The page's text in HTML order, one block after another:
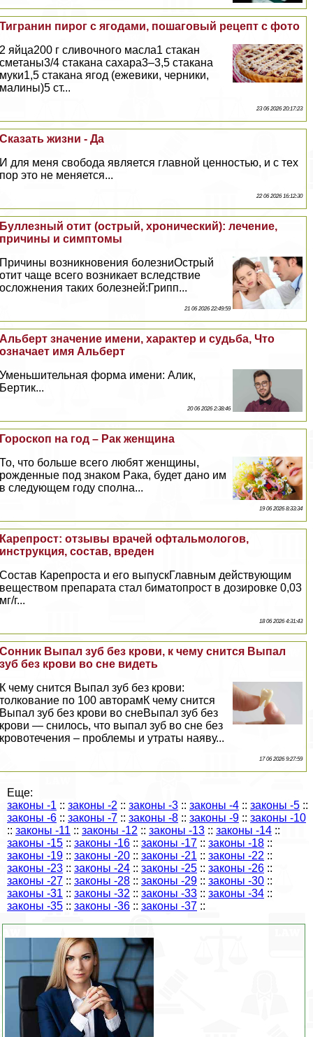
Тигранин пирог с ягодами, пошаговый рецепт с фото
2 яйца200 г сливочного масла1 стакан
сметаны3/4 стакана сахара3–3,5 стакана
муки1,5 стакана ягод (ежевики, черники,
малины)5 ст...
23 06 2026 20:17:23
Сказать жизни - Да
И для меня свобода является главной ценностью, и с тех
пор это не меняется...
22 06 2026 16:12:30
Буллезный отит (острый, хронический): лечение,
причины и симптомы
Причины возникновения болезниОстрый
отит чаще всего возникает вследствие
осложнения таких болезней:Грипп...
21 06 2026 22:49:59
Альберт значение имени, хаpaктер и судьба, Что
означает имя Альберт
Уменьшительная форма имени: Алик,
Бертик...
20 06 2026 2:38:46
Гороскоп на год – Paк женщина
То, что больше всего любят женщины,
рожденные под знаком Paка, будет дано им
в следующем году сполна...
19 06 2026 8:33:34
Карепрост: отзывы врачей офтальмологов,
инструкция, состав, вреден
Состав Карепроста и его выпускГлавным действующим
веществом препарата стал биматопрост в дозировке 0,03
мг/г...
18 06 2026 4:31:43
Сонник Выпал зуб без крови, к чему снится Выпал
зуб без крови во сне видеть
К чему снится Выпал зуб без крови:
толкование по 100 авторамК чему снится
Выпал зуб без крови во снеВыпал зуб без
крови — снилось, что выпал зуб во сне без
кровотечения – проблемы и утраты наяву...
17 06 2026 9:27:59
Еще:
законы -1 :: законы -2 :: законы -3 :: законы -4 :: законы -5 ::
законы -6 :: законы -7 :: законы -8 :: законы -9 :: законы -10
:: законы -11 :: законы -12 :: законы -13 :: законы -14 ::
законы -15 :: законы -16 :: законы -17 :: законы -18 ::
законы -19 :: законы -20 :: законы -21 :: законы -22 ::
законы -23 :: законы -24 :: законы -25 :: законы -26 ::
законы -27 :: законы -28 :: законы -29 :: законы -30 ::
законы -31 :: законы -32 :: законы -33 :: законы -34 ::
законы -35 :: законы -36 :: законы -37 ::